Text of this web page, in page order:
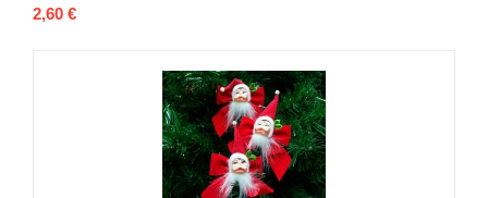
2,60 €